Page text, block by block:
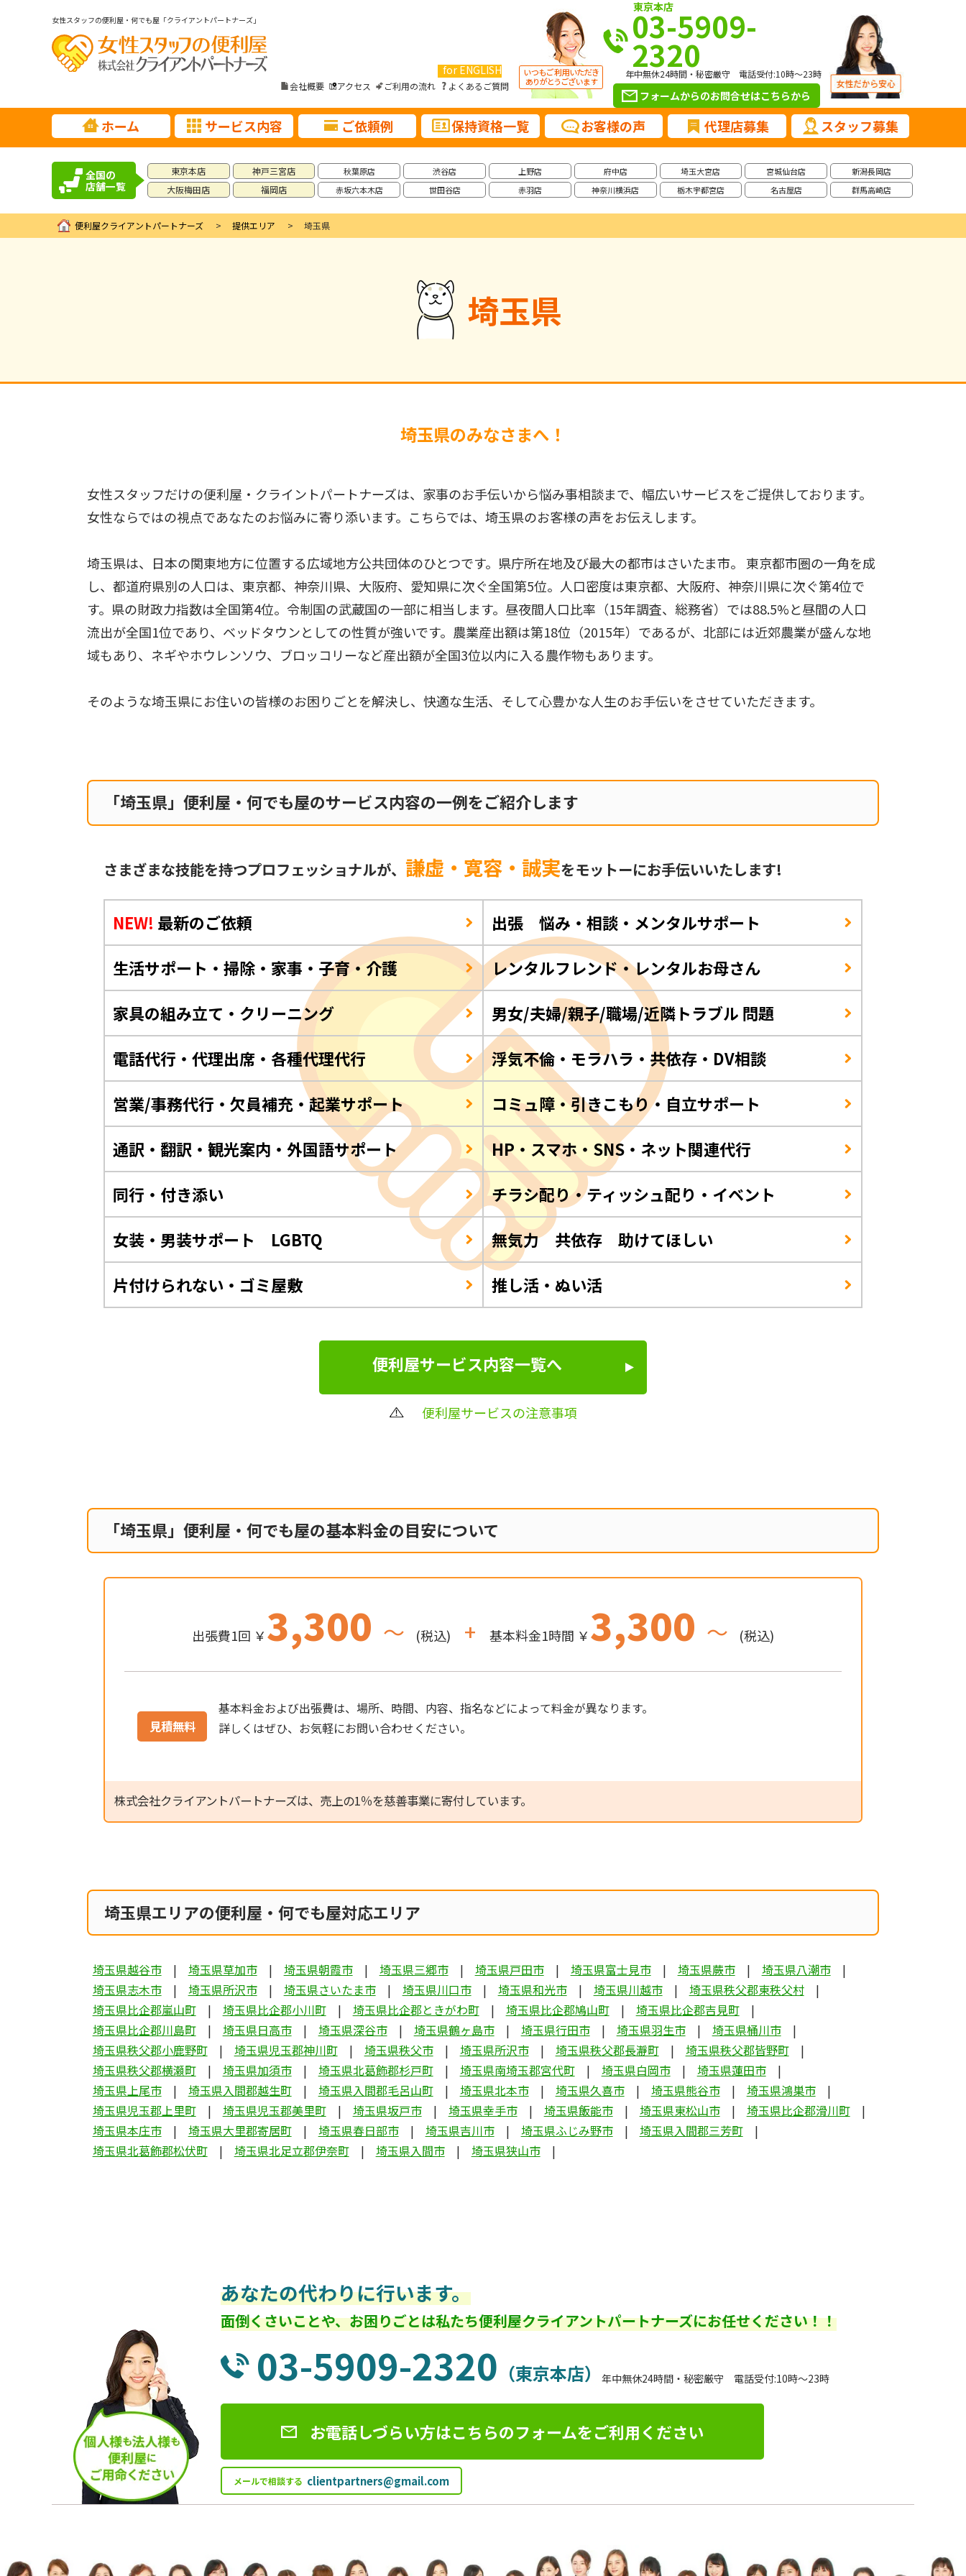
女性スタッフの便利屋・何でも屋「クライアントパートナーズ」
for ENGLISH
会社概要 アクセス ご利用の流れ よくあるご質問
東京本店
03-5909-
2320
年中無休24時間・秘密厳守 電話受付:10時～23時
フォームからのお問合せはこちらから
ホーム サービス内容 ご依頼例 保持資格一覧 お客様の声 代理店募集 スタッフ募集
全国の
店舗一覧
東京本店
大阪梅田店
神戸三宮店
福岡店
秋葉原店
赤坂六本木店
渋谷店
世田谷店
上野店
赤羽店
府中店
神奈川横浜店
埼玉大宮店
栃木宇都宮店
宮城仙台店
名古屋店
新潟長岡店
群馬高崎店
便利屋クライアントパートナーズ 提供エリア 埼玉県
埼玉県
埼玉県のみなさまへ！
女性スタッフだけの便利屋・クライントパートナーズは、家事のお手伝いから悩み事相談まで、幅広いサービスをご提供しております。
女性ならではの視点であなたのお悩みに寄り添います。こちらでは、埼玉県のお客様の声をお伝えします。
埼玉県は、日本の関東地方に位置する広域地方公共団体のひとつです。県庁所在地及び最大の都市はさいたま市。 東京都市圏の一角を成
し、都道府県別の人口は、東京都、神奈川県、大阪府、愛知県に次ぐ全国第5位。人口密度は東京都、大阪府、神奈川県に次ぐ第4位で
す。県の財政力指数は全国第4位。令制国の武蔵国の一部に相当します。昼夜間人口比率（15年調査、総務省）では88.5%と昼間の人口
流出が全国1位であり、ベッドタウンとしての性質が強いです。農業産出額は第18位（2015年）であるが、北部には近郊農業が盛んな地
域もあり、ネギやホウレンソウ、ブロッコリーなど産出額が全国3位以内に入る農作物もあります。
そのような埼玉県にお住いの皆様のお困りごとを解決し、快適な生活、そして心豊かな人生のお手伝いをさせていただきます。
「埼玉県」便利屋・何でも屋のサービス内容の一例をご紹介します
さまざまな技能を持つプロフェッショナルが、謙虚・寛容・誠実をモットーにお手伝いいたします!
NEW! 最新のご依頼
出張 悩み・相談・メンタルサポート
生活サポート・掃除・家事・子育・介護
レンタルフレンド・レンタルお母さん
家具の組み立て・クリーニング
男女/夫婦/親子/職場/近隣トラブル 問題
電話代行・代理出席・各種代理代行
浮気不倫・モラハラ・共依存・DV相談
営業/事務代行・欠員補充・起業サポート
コミュ障・引きこもり・自立サポート
通訳・翻訳・観光案内・外国語サポート
HP・スマホ・SNS・ネット関連代行
同行・付き添い
チラシ配り・ティッシュ配り・イベント
女装・男装サポート LGBTQ
無気力 共依存 助けてほしい
片付けられない・ゴミ屋敷
推し活・ぬい活
便利屋サービス内容一覧へ
便利屋サービスの注意事項
「埼玉県」便利屋・何でも屋の基本料金の目安について
出張費1回 ￥3,300 ～ (税込) + 基本料金1時間 ￥3,300 ～ (税込)
見積無料
基本料金および出張費は、場所、時間、内容、指名などによって料金が異なります。
詳しくはぜひ、お気軽にお問い合わせください。
株式会社クライアントパートナーズは、売上の1％を慈善事業に寄付しています。
埼玉県エリアの便利屋・何でも屋対応エリア
埼玉県越谷市 埼玉県草加市 埼玉県朝霞市 埼玉県三郷市 埼玉県戸田市 埼玉県富士見市 埼玉県蕨市
埼玉県八潮市
埼玉県志木市
埼玉県所沢市 埼玉県さいたま市 埼玉県川口市 埼玉県和光市 埼玉県川越市
埼玉県秩父郡東秩父村
埼玉県比企郡嵐山町
埼玉県比企郡小川町 埼玉県比企郡ときがわ町 埼玉県比企郡鳩山町
埼玉県比企郡吉見町
埼玉県比企郡川島町
埼玉県日高市 埼玉県深谷市 埼玉県鶴ヶ島市 埼玉県行田市 埼玉県羽生市
埼玉県桶川市
埼玉県秩父郡小鹿野町
埼玉県児玉郡神川町 埼玉県秩父市 埼玉県所沢市 埼玉県秩父郡長瀞町
埼玉県秩父郡皆野町
埼玉県秩父郡横瀬町
埼玉県加須市 埼玉県北葛飾郡杉戸町 埼玉県南埼玉郡宮代町 埼玉県白岡市
埼玉県蓮田市
埼玉県上尾市
埼玉県入間郡越生町 埼玉県入間郡毛呂山町 埼玉県北本市 埼玉県久喜市 埼玉県熊谷市
埼玉県鴻巣市
埼玉県児玉郡上里町
埼玉県児玉郡美里町 埼玉県坂戸市 埼玉県幸手市 埼玉県飯能市 埼玉県東松山市
埼玉県比企郡滑川町
埼玉県本庄市
埼玉県大里郡寄居町 埼玉県春日部市 埼玉県吉川市 埼玉県ふじみ野市
埼玉県入間郡三芳町
埼玉県北葛飾郡松伏町
埼玉県北足立郡伊奈町 埼玉県入間市 埼玉県狭山市
あなたの代わりに行います。
面倒くさいことや、お困りごとは私たち便利屋クライアントパートナーズにお任せください！！
03-5909-2320 （東京本店） 年中無休24時間・秘密厳守 電話受付:10時～23時
お電話しづらい方はこちらのフォームをご利用ください
メールで相談する clientpartners@gmail.com